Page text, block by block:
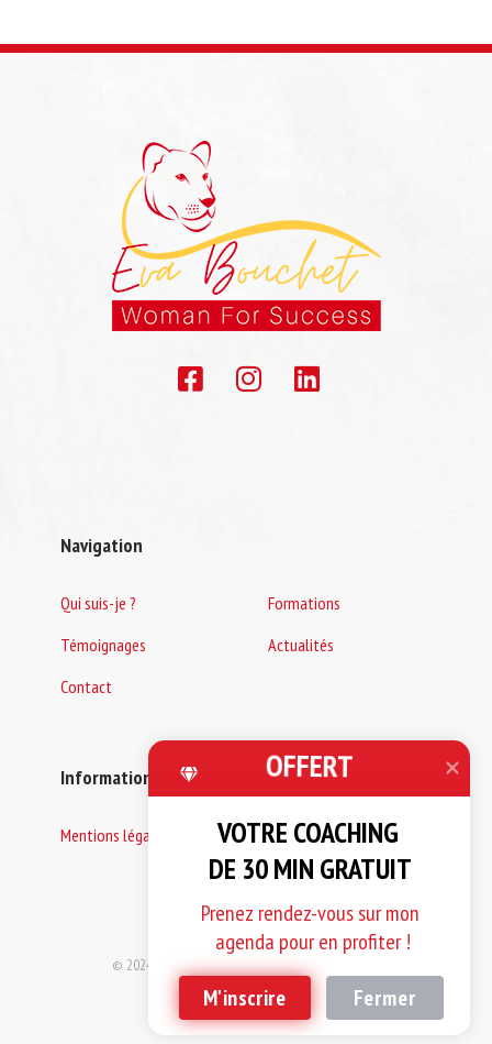
Navigation
Qui suis-je ?
Formations
Témoignages
Actualités
Contact
Informations
Mentions légales
© 2024 Women for success. Tous droits réservés.
OFFERT
VOTRE COACHING
DE 30 MIN GRATUIT
M'inscrire Fermer
Prenez rendez-vous sur mon
agenda pour en profiter !